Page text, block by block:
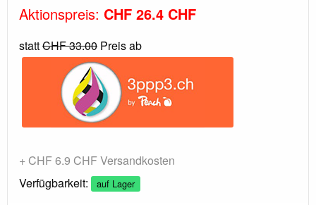
Aktionspreis: CHF 26.4 CHF
stattCHF 33.00 Preis ab
+ CHF 6.9 CHF Versandkosten
Verfügbarkeit:
auf Lager